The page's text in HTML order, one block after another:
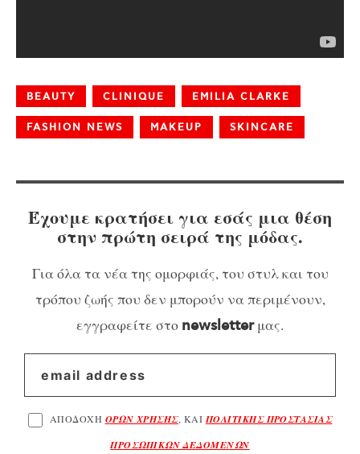
BEAUTY CLINIQUE EMILIA CLARKE
FASHION NEWS MAKEUP SKINCARE
Έχουμε κρατήσει για εσάς μια θέση
στην πρώτη σειρά της μόδας.
Για όλα τα νέα της ομορφιάς, του στυλ και του
τρόπου ζωής που δεν μπορούν να περιμένουν,
εγγραφείτε στο newsletterμας.
ΑΠΟΔΟΧΗ ΟΡΩΝ ΧΡΗΣΗΣ, ΚΑΙΠΟΛΙΤΙΚΗΣ ΠΡΟΣΤΑΣΙΑΣ
ΠΡΟΣΩΠΙΚΩΝ ΔΕΔΟΜΕΝΩΝ